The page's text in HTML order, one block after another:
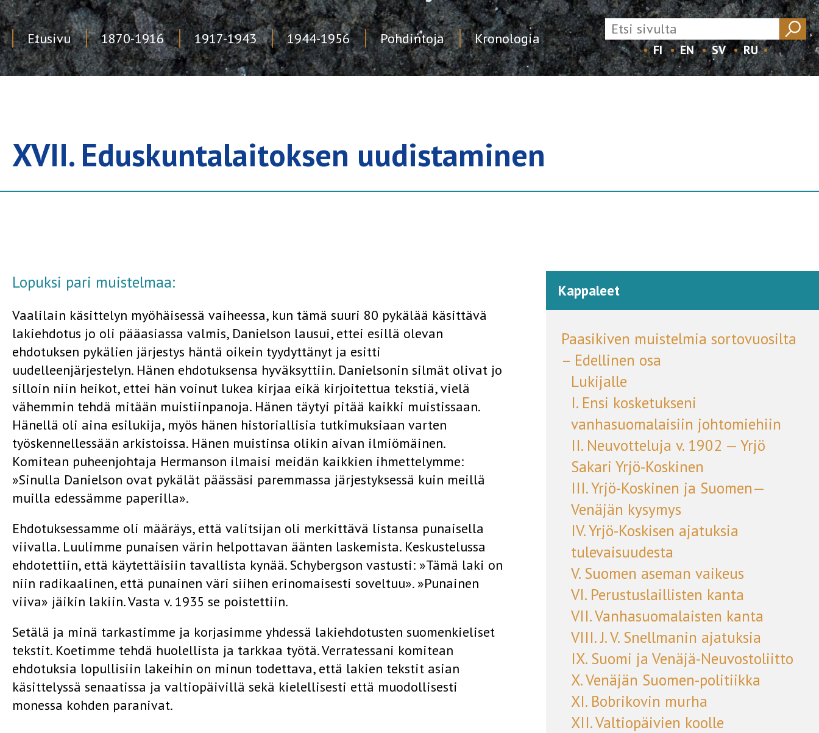
Etusivu 1870-1916 1917-1943 1944-1956 Pohdintoja Kronologia
FI EN SV RU
XVII. Eduskuntalaitoksen uudistaminen
Lopuksi pari muistelmaa:
Vaalilain käsittelyn myöhäisessä vaiheessa, kun tämä suuri 80 pykä­lää käsittävä
lakiehdotus jo oli pääasiassa valmis, Danielson lausui, ettei esillä olevan
ehdotuksen pykälien järjestys häntä oikein tyydyttänyt ja esitti
uudelleenjärjestelyn. Hänen ehdotuksensa hyväksyttiin. Danielsonin silmät olivat jo
silloin niin heikot, ettei hän voinut lukea kirjaa eikä kirjoitettua tekstiä, vielä
vähemmin tehdä mitään muistiinpanoja. Hänen täytyi pitää kaikki muistissaan.
Hänellä oli aina esilukija, myös hänen historiallisia tutkimuksiaan varten
työskennellessään arkistoissa. Hänen muistinsa olikin aivan ilmiömäinen.
Komitean puheenjohtaja Hermanson ilmaisi meidän kaikkien ihmettelymme:
»Sinulla Danielson ovat pykälät päässäsi paremmassa järjestyksessä kuin meillä
muilla edessämme paperilla».
Ehdotuksessamme oli määräys, että valitsijan oli merkittävä listansa punaisella
viivalla. Luulimme punaisen värin helpottavan äänten laskemista. Keskustelussa
ehdotettiin, että käytettäisiin tavallista kynää. Schybergson vastusti: »Tämä laki on
niin radikaalinen, että punainen väri siihen erinomaisesti soveltuu». »Punainen
viiva» jäikin lakiin. Vasta v. 1935 se poistettiin.
Setälä ja minä tarkastimme ja korjasimme yhdessä lakiehdotusten suomenkieliset
tekstit. Koetimme tehdä huolellista ja tarkkaa työtä. Verratessani komitean
ehdotuksia lopullisiin lakeihin on minun todettava, että lakien tekstit asian
käsittelyssä senaatissa ja valtiopäivillä sekä kielellisesti että muodollisesti
monessa kohden paranivat.
Kappaleet
Paasikiven muistelmia sortovuosilta
– Edellinen osa
Lukijalle
I. Ensi kosketukseni
vanhasuomalaisiin johtomiehiin
II. Neuvotteluja v. 1902 — Yrjö
Sakari Yrjö-Koskinen
III. Yrjö-Koskinen ja Suomen—
Venäjän kysymys
IV. Yrjö-Koskisen ajatuksia
tulevaisuudesta
V. Suomen aseman vaikeus
VI. Perustuslaillisten kanta
VII. Vanhasuomalaisten kanta
VIII. J. V. Snellmanin ajatuksia
IX. Suomi ja Venäjä-Neuvostoliitto
X. Venäjän Suomen-politiikka
XI. Bobrikovin murha
XII. Valtiopäivien koolle